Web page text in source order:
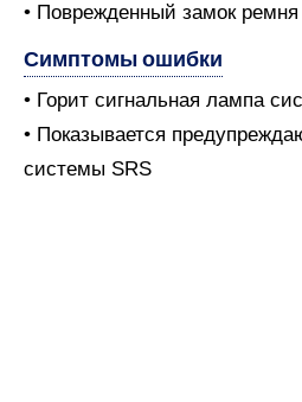
• Поврежденный замок ремня
Симптомы ошибки
• Горит сигнальная лампа
• Показывается
системы SRS